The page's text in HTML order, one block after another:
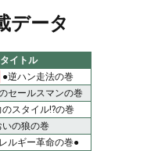
データ
タイトル
●逆ハン走法の巻
セールスマンの巻
のスタイル!?の巻
いの狼の巻
ルギー革命の巻●